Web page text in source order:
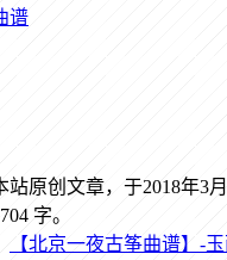
谱
站原创文章，于2018年3
字。
【北京一夜古筝曲谱】-